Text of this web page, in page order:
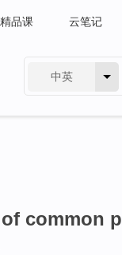
品课 云笔记
中英
common